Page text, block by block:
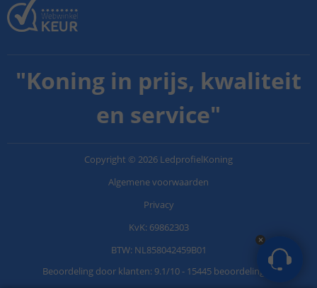
"Koning in prijs, kwaliteit
en service"
Copyright © 2026 LedprofielKoning
Algemene voorwaarden
Privacy
KvK: 69862303
BTW: NL858042459B01
Beoordeling door klanten: 9.1/10- 15445 beoordelingen